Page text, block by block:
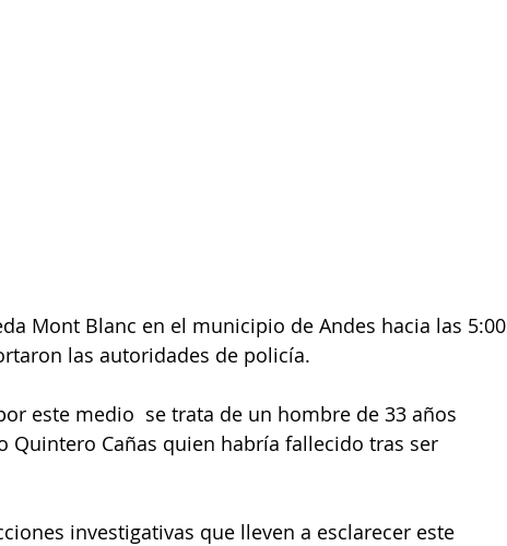
Mont Blanc en el municipio de Andes hacia las 5:00
las autoridades de policía.
este medio  se trata de un hombre de 33 años
Quintero Cañas quien habría fallecido tras ser
investigativas que lleven a esclarecer este